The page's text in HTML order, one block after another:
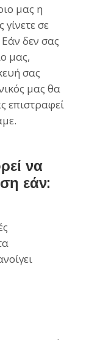
μας η
σε
δεν σας
μας,
σας
μας θα
επιστραφεί
να
εάν: